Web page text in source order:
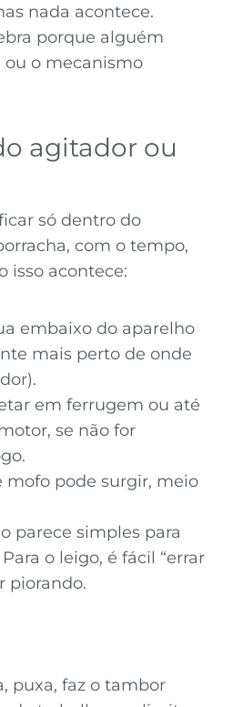
nada acontece.
porque alguém
o mecanismo
agitador ou
só dentro do
com o tempo,
isso acontece:
embaixo do aparelho
mais perto de onde
em ferrugem ou até
se não for
mofo pode surgir, meio
parece simples para
o leigo, é fácil “errar
piorando.
puxa, faz o tambor